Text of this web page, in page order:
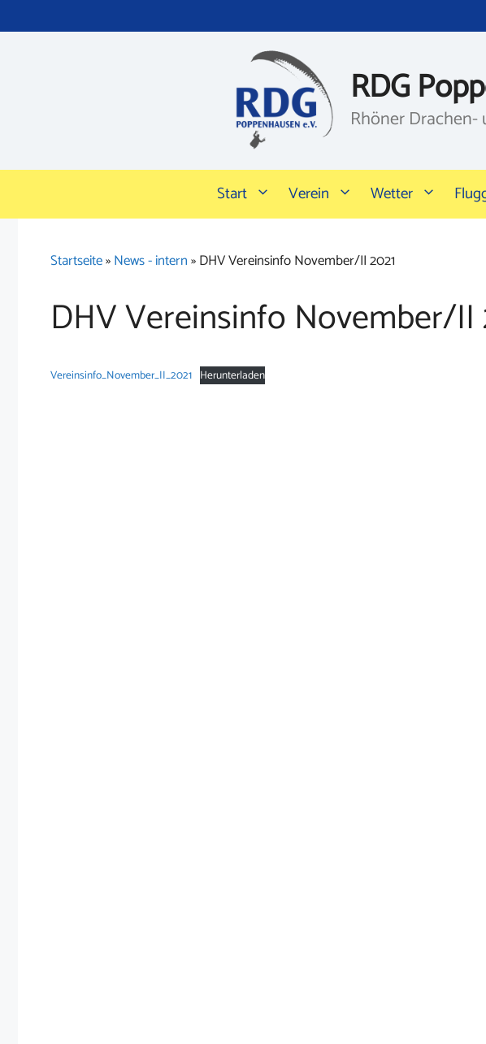
Inhalt
RDG
Rhöner
Start Verein Wetter
Startseite»News - intern»DHV Vereinsinfo November/II 2021
DHV Vereinsinfo November/II
Vereinsinfo_November_II_2021 Herunterladen